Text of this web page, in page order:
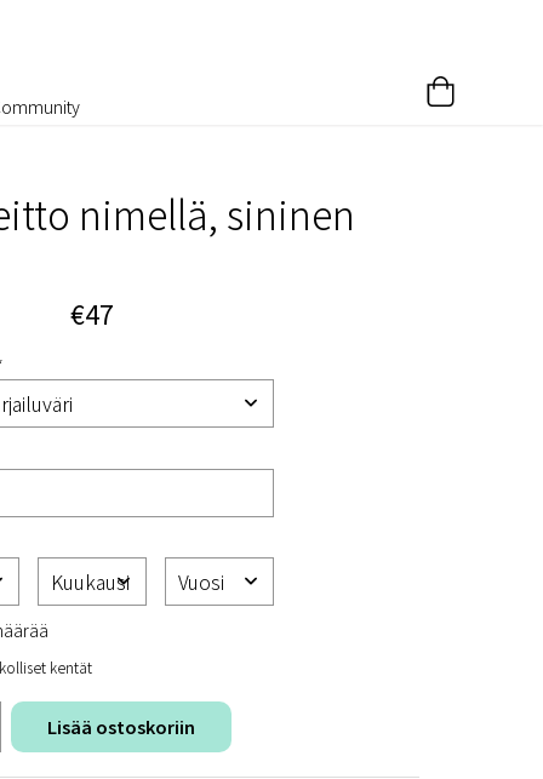
nimellä, sininen
€47
kentät
Lisää ostoskoriin